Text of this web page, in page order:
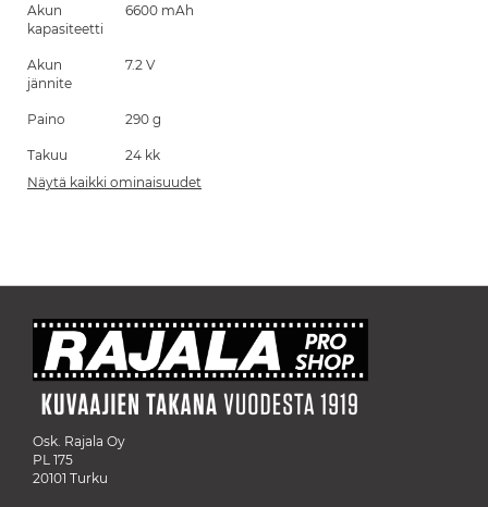
Akun
kapasiteetti
6600 mAh
Akun
jännite
7.2 V
Paino 290 g
Takuu
24 kk
Näytä kaikki ominaisuudet
Osk. Rajala Oy
PL 175
20101 Turku